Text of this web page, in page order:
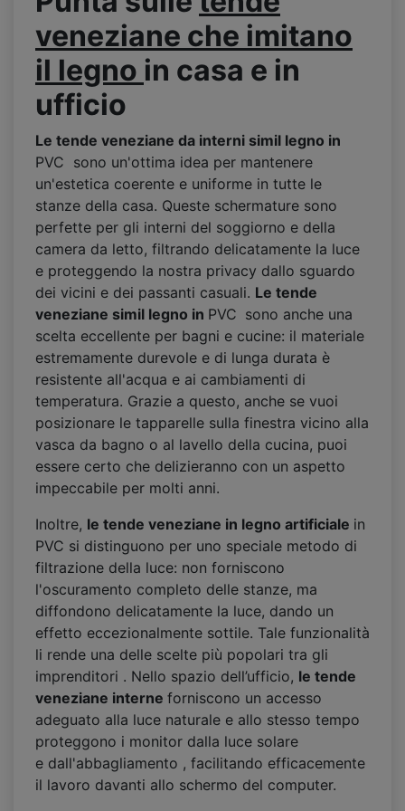
veneziane che imitano
il legno in casa e in
ufficio
Le tende veneziane da interni simil legno in
PVC sono un'ottima idea per mantenere
un'estetica coerente e uniforme in tutte le
stanze della casa. Queste schermature sono
perfette per gli interni del soggiorno e della
camera da letto, filtrando delicatamente la luce
e proteggendo la nostra privacy dallo sguardo
dei vicini e dei passanti casuali. Le tende
veneziane simil legno in PVC sono anche una
scelta eccellente per bagni e cucine: il materiale
estremamente durevole e di lunga durata è
resistente all'acqua e ai cambiamenti di
temperatura. Grazie a questo, anche se vuoi
posizionare le tapparelle sulla finestra vicino alla
vasca da bagno o al lavello della cucina, puoi
essere certo che delizieranno con un aspetto
impeccabile per molti anni.
Inoltre, le tende veneziane in legno artificiale in
PVC si distinguono per uno speciale metodo di
filtrazione della luce: non forniscono
l'oscuramento completo delle stanze, ma
diffondono delicatamente la luce, dando un
effetto eccezionalmente sottile. Tale funzionalità
li rende una delle scelte più popolari tra gli
imprenditori . Nello spazio dell’ufficio, le tende
veneziane interne forniscono un accesso
adeguato alla luce naturale e allo stesso tempo
proteggono i monitor dalla luce solare
e dall'abbagliamento , facilitando efficacemente
il lavoro davanti allo schermo del computer.